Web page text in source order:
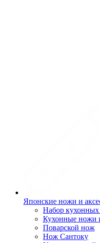
Японские ножи и
Набор
Кухонные ножи
Поварской нож
Нож Сантоку